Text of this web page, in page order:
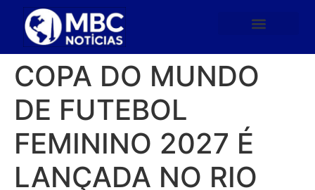
COPA DO MUNDO
DE FUTEBOL
FEMININO 2027 É
LANÇADA NO RIO